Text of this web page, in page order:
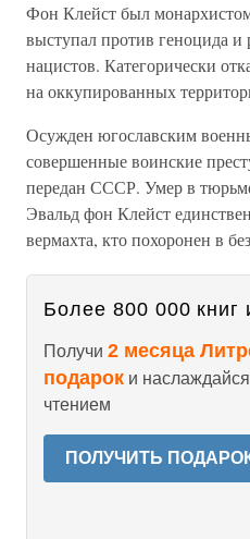
Фон Клейст был
выступал против геноцида и
нацистов. Категорически
на оккупированных
Осужден югославским
совершенные воинские
передан СССР. Умер в
Эвальд фон Клейст
вермахта, кто похоронен в
Более 800 000 книг
Получи 2 месяца
подарок и
чтением
ПОЛУЧИТЬ